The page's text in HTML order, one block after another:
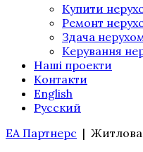
Купити
Ремонт
Здача
Керування
Наші проекти
Контакти
English
Русский
ЕА Партнерс | Житлова